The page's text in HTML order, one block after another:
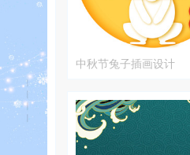
中秋节兔子插画设计